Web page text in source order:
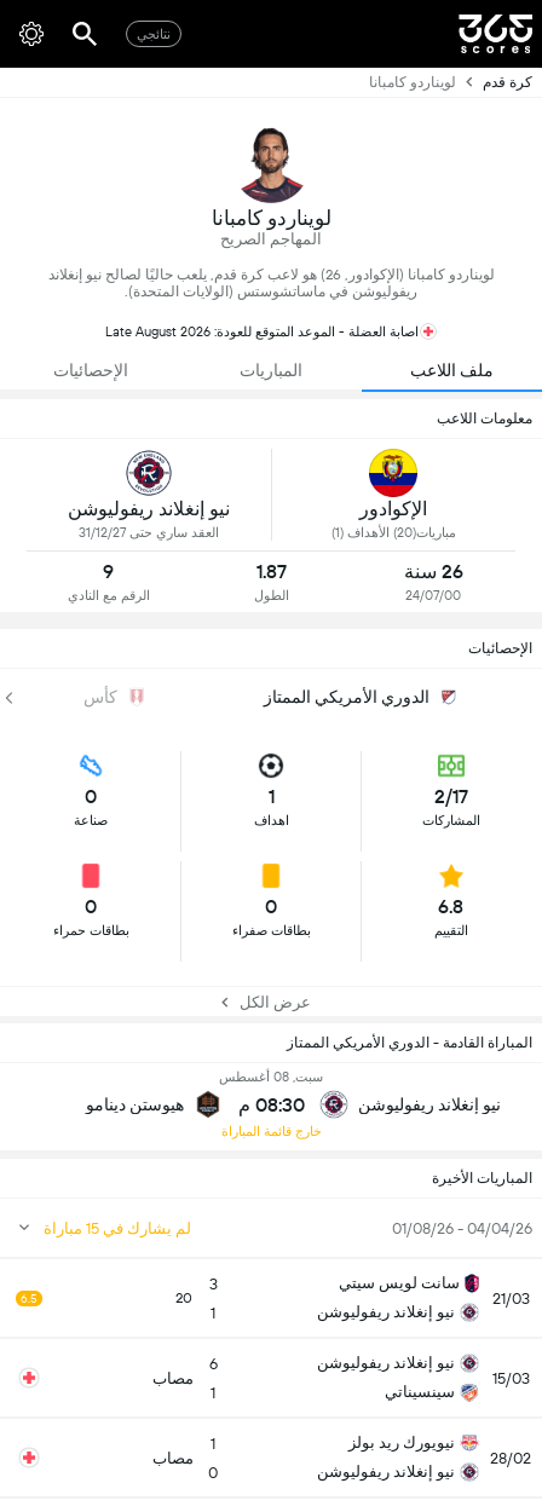
نتائجي
كرة قدم لويناردو كامبانا
لويناردو كامبانا
المهاجم الصريح
لويناردو كامبانا (الإكوادور, 26) هو لاعب كرة قدم, يلعب حاليًا لصالح نيو إنغلاند
ريفوليوشن في ماساتشوستس (الولايات المتحدة).
اصابة العضلة - الموعد المتوقع للعودة: Late August 2026
ملف اللاعب المباريات الإحصائيات
معلومات اللاعب
الإكوادور
مباريات(20) الأهداف (1)
نيو إنغلاند ريفوليوشن
العقد ساري حتى 31/12/27
26 سنة
24/07/00
1.87
الطول
9
الرقم مع النادي
الإحصائيات
الدوري الأمريكي الممتاز كأس
2/17
المشاركات
1
اهداف
0
صناعة
6.8
التقييم
0
بطاقات صفراء
0
بطاقات حمراء
عرض الكل
المباراة القادمة - الدوري الأمريكي الممتاز
نيو إنغلاند ريفوليوشن
سبت, 08 أغسطس
08:30 م
خارج قائمة المباراة
هيوستن دينامو
المباريات الأخيرة
04/04/26 - 01/08/26 لم يشارك في 15 مباراة
21/03
سانت لويس سيتي
نيو إنغلاند ريفوليوشن
3
1
20
6.5
15/03
نيو إنغلاند ريفوليوشن
سينسيناتي
6
1
مصاب
28/02
نيويورك ريد بولز
نيو إنغلاند ريفوليوشن
1
0
مصاب